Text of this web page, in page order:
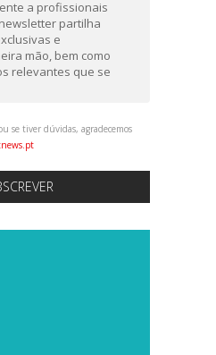
a profissionais
partilha
e
mão, bem como
relevantes que se
se tiver dúvidas, agradecemos